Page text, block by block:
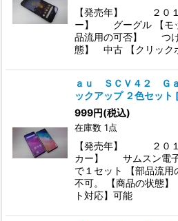
【発売年】 ２０１
ー】 グーグル 【モ
品流用の可否】 つけ
態】 中古 【クリック
ａｕ ＳＣＶ４２ Ｇ
ックアップ ２色セット
999円(税込)
在庫数 1点
【発売年】 ２０１
カー】 サムスン電
で１セット 【部品流
不可。 【商品の状態
ト対応】可能